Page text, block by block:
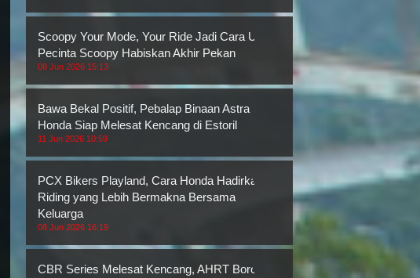
Scoopy Your Mode, Your Ride Jadi Cara Unik
Pecinta Scoopy Habiskan Akhir Pekan
08 Jun 2026 15:13
Bawa Bekal Positif, Pebalap Binaan Astra
Honda Siap Melesat Kencang di Estoril
11 Jun 2026 10:59
PCX Bikers Playland, Cara Honda Hadirkan
Riding yang Lebih Bermakna Bersama
Keluarga
08 Jun 2026 16:19
CBR Series Melesat Kencang, AHRT Borong